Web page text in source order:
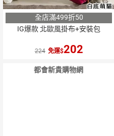
全店滿499折50
IG爆款 北歐風掛布+安裝包
224 免運 202
都會新貴購物網